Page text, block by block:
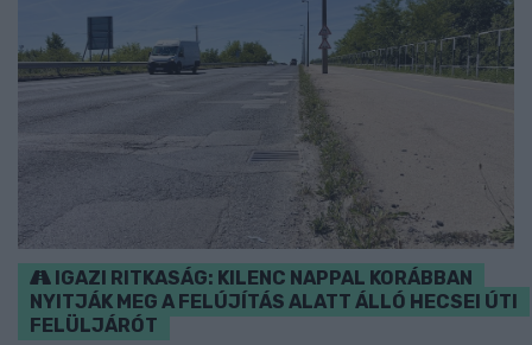
IGAZI RITKASÁG: KILENC NAPPAL KORÁBBAN
NYITJÁK MEG A FELÚJÍTÁS ALATT ÁLLÓ HECSEI ÚTI
FELÜLJÁRÓT